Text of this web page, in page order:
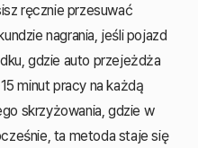
ręcznie przesuwać
nagrania, jeśli pojazd
gdzie auto przejeżdża
minut pracy na każdą
skrzyżowania, gdzie w
ta metoda staje się